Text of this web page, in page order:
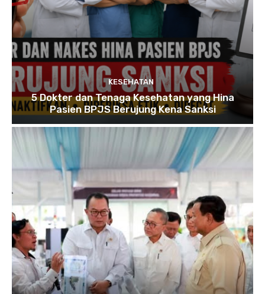
KESEHATAN
5 Dokter dan Tenaga Kesehatan yang Hina
Pasien BPJS Berujung Kena Sanksi